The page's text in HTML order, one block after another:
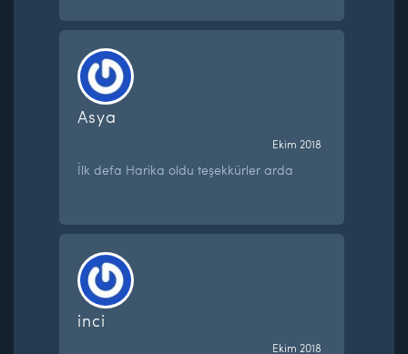
Asya
Ekim 2018
İlk defa Harika oldu teşekkürler arda
inci
Ekim 2018